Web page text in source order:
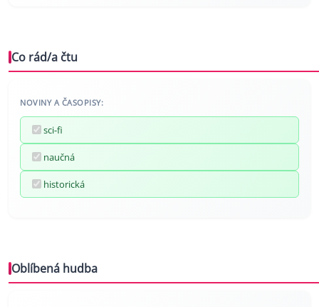
Co rád/a čtu
NOVINY A ČASOPISY:
sci-fi
naučná
historická
Oblíbená hudba